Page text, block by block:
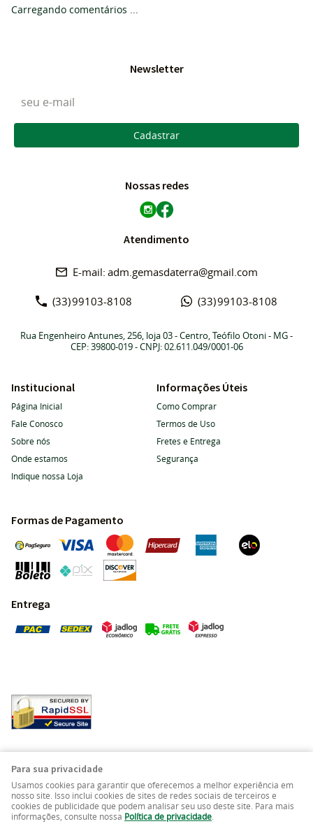
Carregando comentários ...
Newsletter
Cadastrar
Nossas redes
Atendimento
(33)99103-8108 (33)99103-8108
adm.gemasdaterra@gmail.com
Rua Engenheiro Antunes, 256, loja 03-Centro, Teófilo Otoni- MG-
CEP: 39800-019- CNPJ: 02.611.049/0001-06
Institucional
Página Inicial
Fale Conosco
Sobre nós
Onde estamos
Indique nossa Loja
Informações Úteis
Como Comprar
Termos de Uso
Fretes e Entrega
Segurança
Formas de Pagamento
Entrega
LOJA VIRTUAL CRIADA POR
Para sua privacidade
Usamos cookies para garantir que oferecemos a melhor experiência em
nosso site. Isso inclui cookies de sites de redes sociais de terceiros e
cookies de publicidade que podem analisar seu uso deste site. Para mais
informações, consulte nossa Política de privacidade